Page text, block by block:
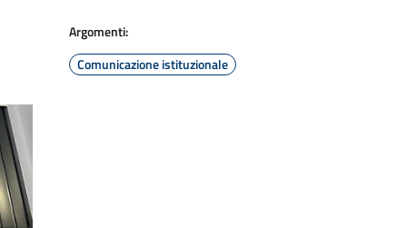
Argomenti:
Comunicazione istituzionale